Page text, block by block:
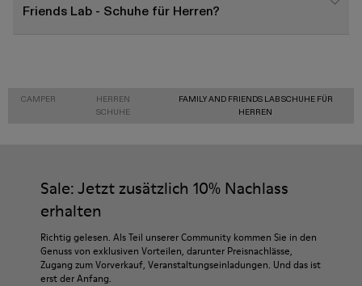
Friends Lab - Schuhe für Herren?
CAMPER
HERREN
SCHUHE
FAMILY AND FRIENDS LAB SCHUHE FÜR
HERREN
Sale: Jetzt zusätzlich 10% Nachlass
erhalten
Richtig gelesen. Als Teil unserer Community kommen Sie in den
Genuss von exklusiven Vorteilen, darunter Preisnachlässe,
Zugang zum Vorverkauf, Veranstaltungseinladungen. Und das ist
erst der Anfang.